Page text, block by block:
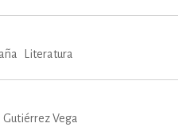
Literatura
Gutiérrez Vega